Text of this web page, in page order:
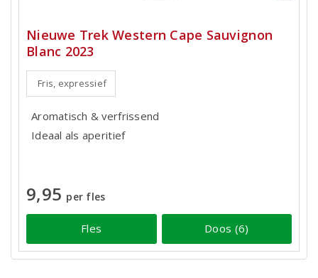
Nieuwe Trek Western Cape Sauvignon
Blanc 2023
Fris, expressief
Aromatisch & verfrissend
Ideaal als aperitief
9,95 per fles
Fles Doos (6)